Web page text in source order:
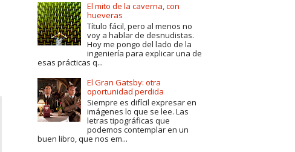
El mito de la caverna, con
hueveras
Título fácil, pero al menos no
voy a hablar de desnudistas.
Hoy me pongo del lado de la
ingeniería para explicar una de
esas prácticas q...
El Gran Gatsby: otra
oportunidad perdida
Siempre es difícil expresar en
imágenes lo que se lee. Las
letras tipográficas que
podemos contemplar en un
buen libro, que nos em...